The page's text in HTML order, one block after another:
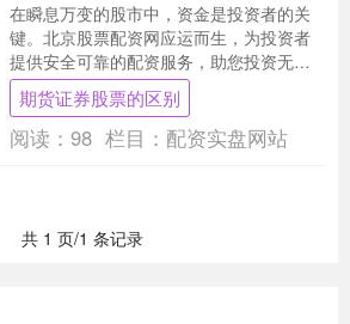
在瞬息万变的股市中，资金是投资者的关
键。北京股票配资网应运而生，为投资者
提供安全可靠的配资服务，助您投资无
忧。 * **资金倍增：**杠杆资金可以放大投
资规模，....
期货证券股票的区别
阅读： 98 栏目： 配资实盘网站
共 1 页/1 条记录